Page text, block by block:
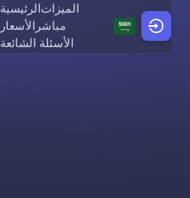
Skip to content
الرئيسيةالميزات
الأسعار مباشر
الأسئلة الشائعة